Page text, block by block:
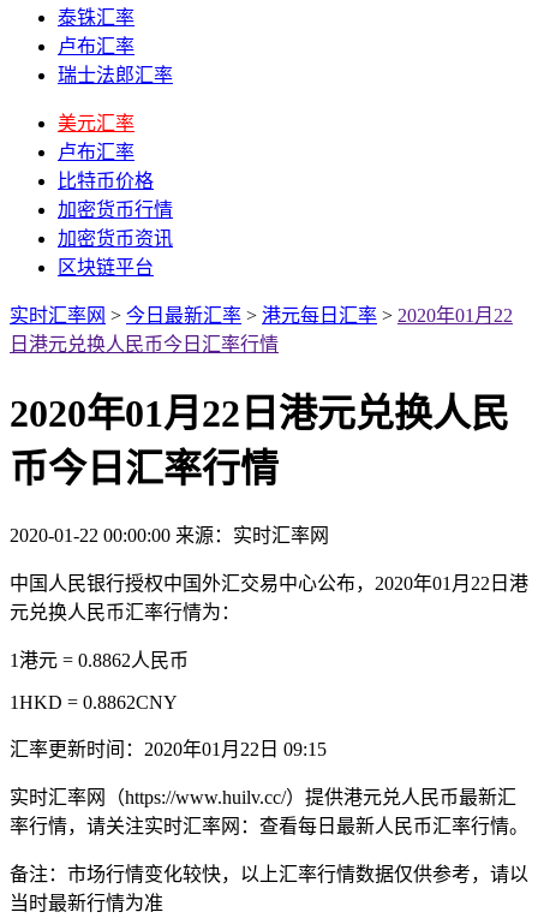
泰铢汇率
卢布汇率
瑞士法郎汇率
美元汇率
卢布汇率
比特币价格
加密货币行情
加密货币资讯
区块链平台
实时汇率网 > 今日最新汇率 > 港元每日汇率 > 2020年01月22
日港元兑换人民币今日汇率行情
2020年01月22日港元兑换人民
币今日汇率行情
2020-01-22 00:00:00 来源：实时汇率网
中国人民银行授权中国外汇交易中心公布，2020年01月22日港
元兑换人民币汇率行情为：
1港元 = 0.8862人民币
1HKD = 0.8862CNY
汇率更新时间：2020年01月22日 09:15
实时汇率网（https://www.huilv.cc/）提供港元兑人民币最新汇
率行情，请关注实时汇率网：查看每日最新人民币汇率行情。
备注：市场行情变化较快，以上汇率行情数据仅供参考，请以
当时最新行情为准